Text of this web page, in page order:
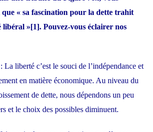
« sa fascination pour la dette trahit
libéral »[1]. Pouvez-vous éclairer nos
liberté c’est le souci de l’indépendance et
en matière économique. Au niveau du
de dette, nous dépendons un peu
et le choix des possibles diminuent.